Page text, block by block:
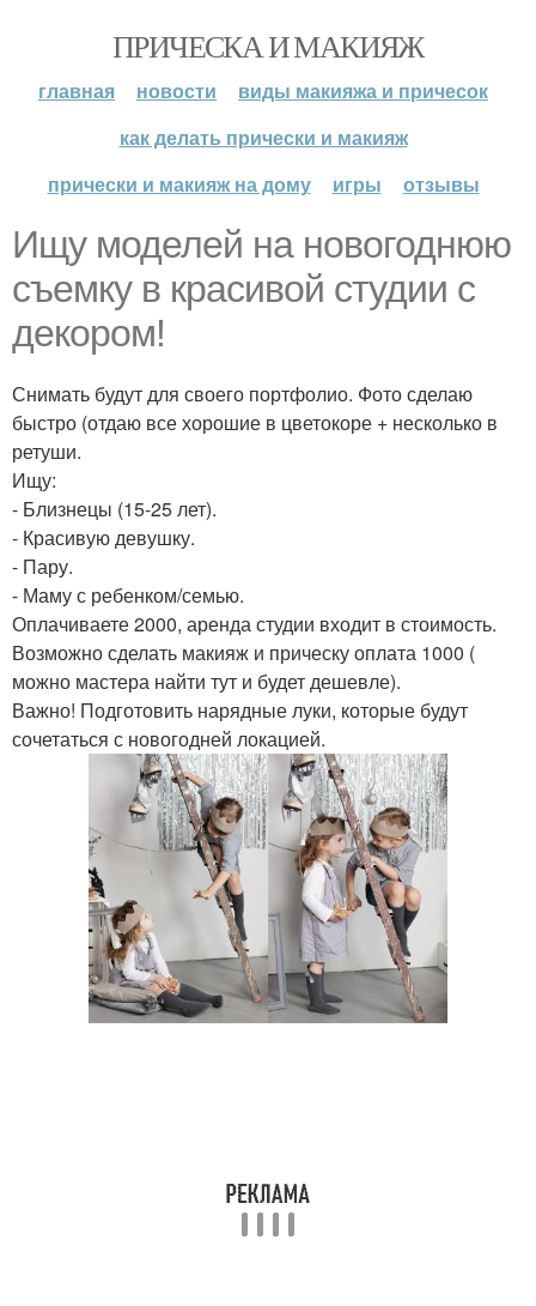
ПРИЧЕСКА И МАКИЯЖ
главная новости
виды макияжа и причесок
как делать прически и макияж
прически и макияж на дому
игры отзывы
Ищу моделей на новогоднюю
съемку в красивой студии с
декором!
Снимать будут для своего портфолио. Фото сделаю
быстро (отдаю все хорошие в цветокоре + несколько в
ретуши.
Ищу:
- Близнецы (15-25 лет).
- Красивую девушку.
- Пару.
- Маму с ребенком/семью.
Оплачиваете 2000, аренда студии входит в стоимость.
Возможно сделать макияж и прическу оплата 1000 (
можно мастера найти тут и будет дешевле).
Важно! Подготовить нарядные луки, которые будут
сочетаться с новогодней локацией.